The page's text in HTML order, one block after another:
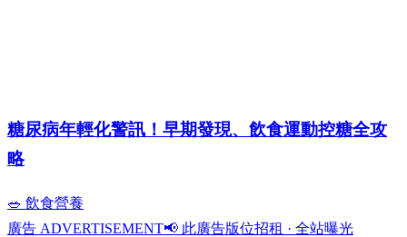
糖尿病年輕化警訊！早期發現、飲食運動控糖全攻
略
🥗 飲食營養
廣告 ADVERTISEMENT📢 此廣告版位招租 · 全站曝光